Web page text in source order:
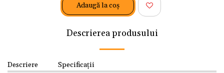
Adaugă la coş
Descrierea produsului
Descriere Specificații